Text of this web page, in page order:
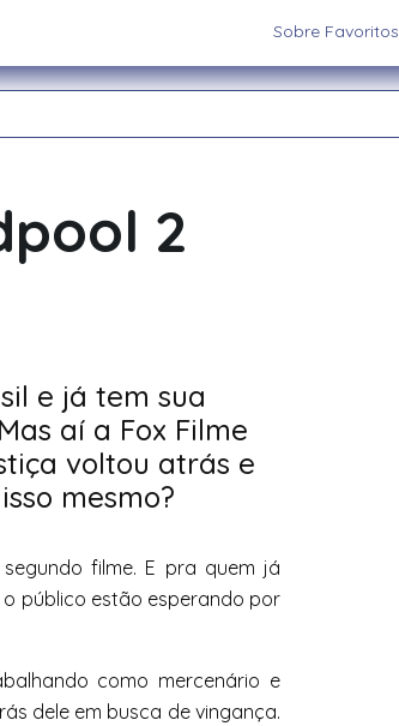
Sobre Favoritos
Papéis e a Construção de Mundos
acontece até 20 de abril na região
2
e já tem sua
aí a Fox Filme
voltou atrás e
mesmo?
filme. E pra quem já
o público estão esperando por
como mercenário e
dele em busca de vingança.